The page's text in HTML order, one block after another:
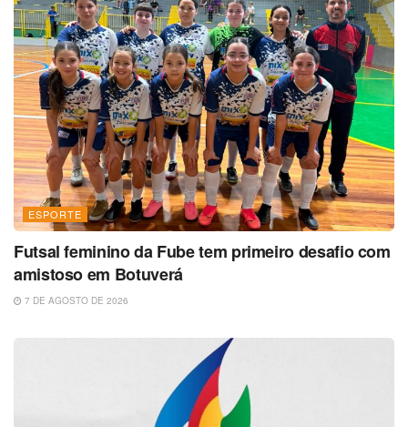
ESPORTE
Futsal feminino da Fube tem primeiro desafio com
amistoso em Botuverá
7 DE AGOSTO DE 2026